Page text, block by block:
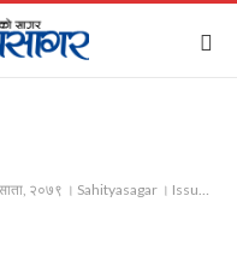
। Issue 84, July First Week, 2022